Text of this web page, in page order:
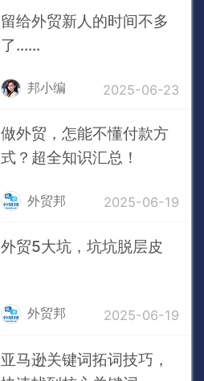
留给外贸新人的时间不多
了......
邦小编 2025-06-23
做外贸，怎能不懂付款方
式？超全知识汇总！
外贸邦 2025-06-19
外贸5大坑，坑坑脱层皮
外贸邦 2025-06-19
亚马逊关键词拓词技巧，